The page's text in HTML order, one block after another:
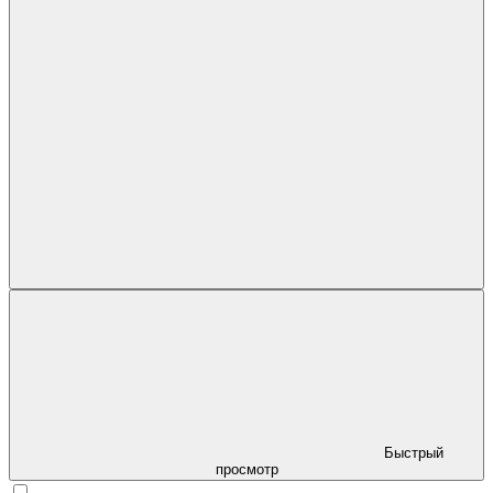
Быстрый
просмотр